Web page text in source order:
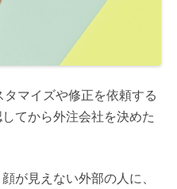
マイズや修正を依頼する
てから外注会社を決めた
が見えない外部の人に、